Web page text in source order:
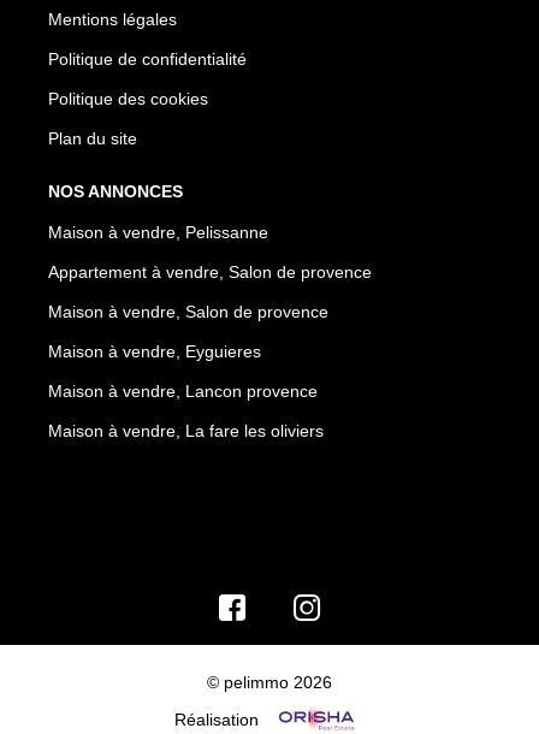
Mentions légales
Politique de confidentialité
Politique des cookies
Plan du site
NOS ANNONCES
Maison à vendre, Pelissanne
Appartement à vendre, Salon de provence
Maison à vendre, Salon de provence
Maison à vendre, Eyguieres
Maison à vendre, Lancon provence
Maison à vendre, La fare les oliviers
© pelimmo 2026
Réalisation